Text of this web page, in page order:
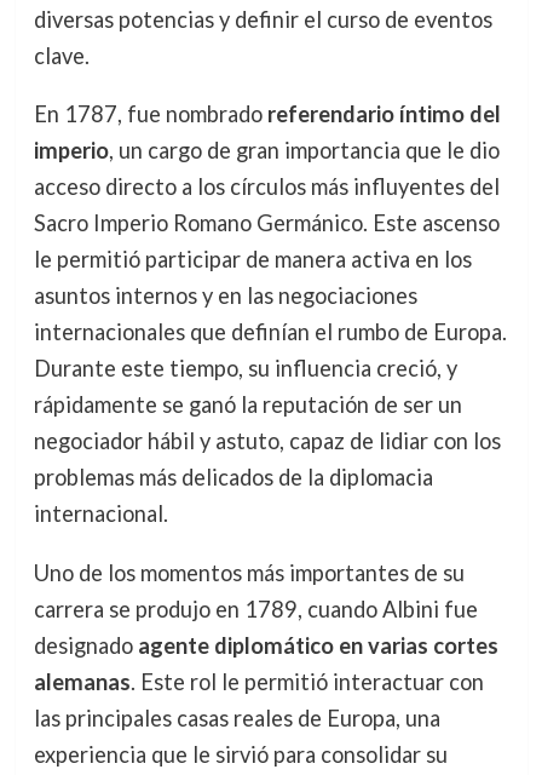
diversas potencias y definir el curso de eventos
clave.
En 1787, fue nombrado referendario íntimo del
imperio, un cargo de gran importancia que le dio
acceso directo a los círculos más influyentes del
Sacro Imperio Romano Germánico. Este ascenso
le permitió participar de manera activa en los
asuntos internos y en las negociaciones
internacionales que definían el rumbo de Europa.
Durante este tiempo, su influencia creció, y
rápidamente se ganó la reputación de ser un
negociador hábil y astuto, capaz de lidiar con los
problemas más delicados de la diplomacia
internacional.
Uno de los momentos más importantes de su
carrera se produjo en 1789, cuando Albini fue
designado agente diplomático en varias cortes
alemanas. Este rol le permitió interactuar con
las principales casas reales de Europa, una
experiencia que le sirvió para consolidar su